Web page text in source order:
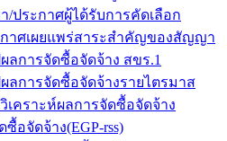
/ประกาศผู้ได้รับการคัดเลือก
าศเผยแพร่สาระสำคัญของสัญญา
ลการจัดซื้อจัดจ้าง สขร.1
ลการจัดซื้อจัดจ้างรายไตรมาส
เคราะห์ผลการจัดซื้อจัดจ้าง
อจัดจ้าง(EGP-rss)